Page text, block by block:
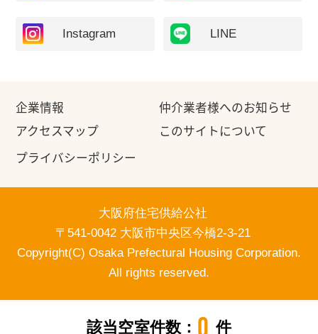
該当空室件数： 0 件
Instagram LINE
企業情報
仲介業者様へのお知らせ
アクセスマップ
このサイトについて
プライバシーポリシー
大阪府住宅供給公社
〒541-0042 大阪市中央区今橋2-3-21
Copyright(C) Osaka Prefectural Housing Corporation.
All rights reserved.